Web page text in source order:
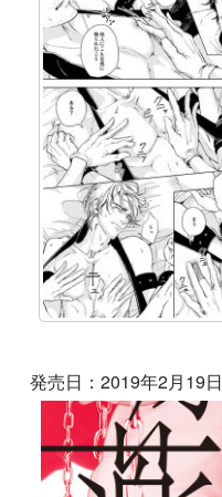
発売日：2019年2月19日